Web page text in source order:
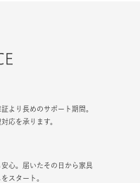
より長めのサポート期間。
応を承ります。
心。届いたその日から家具
スタート。